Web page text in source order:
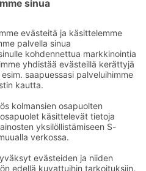
ovat muotoa